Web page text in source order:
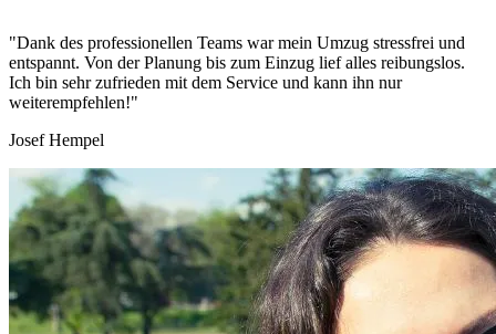
"Dank des professionellen Teams war mein Umzug stressfrei und
entspannt. Von der Planung bis zum Einzug lief alles reibungslos.
Ich bin sehr zufrieden mit dem Service und kann ihn nur
weiterempfehlen!"
Josef Hempel